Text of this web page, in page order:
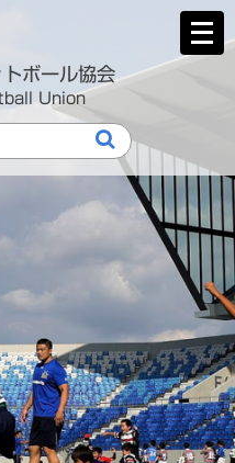
ボール協会
Union
メ
ニ
く